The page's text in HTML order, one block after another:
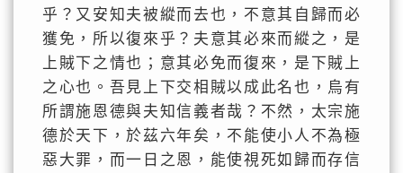
乎？又安知夫被縱而去也，不意其自歸而必
獲免，所以復來乎？夫意其必來而縱之，是
上賊下之情也；意其必免而復來，是下賊上
之心也。吾見上下交相賊以成此名也，烏有
所謂施恩德與夫知信義者哉？不然，太宗施
德於天下，於茲六年矣，不能使小人不為極
惡大罪，而一日之恩，能使視死如歸而存信